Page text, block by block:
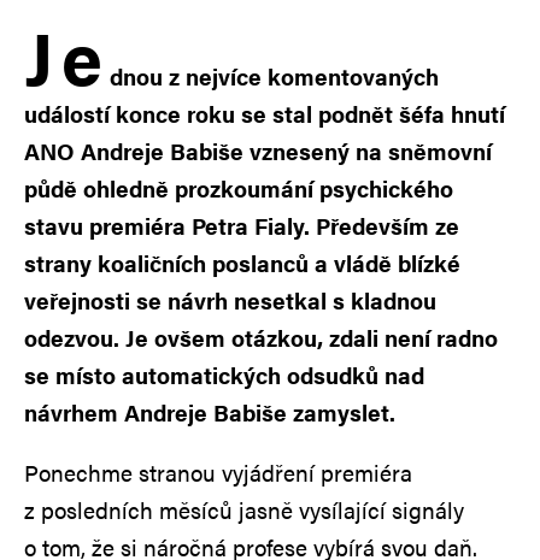
Je dnou z nejvíce komentovaných
událostí konce roku se stal podnět šéfa hnutí
ANO Andreje Babiše vznesený na sněmovní
půdě ohledně prozkoumání psychického
stavu premiéra Petra Fialy. Především ze
strany koaličních poslanců a vládě blízké
veřejnosti se návrh nesetkal s kladnou
odezvou. Je ovšem otázkou, zdali není radno
se místo automatických odsudků nad
návrhem Andreje Babiše zamyslet.
Ponechme stranou vyjádření premiéra
z posledních měsíců jasně vysílající signály
o tom, že si náročná profese vybírá svou daň.